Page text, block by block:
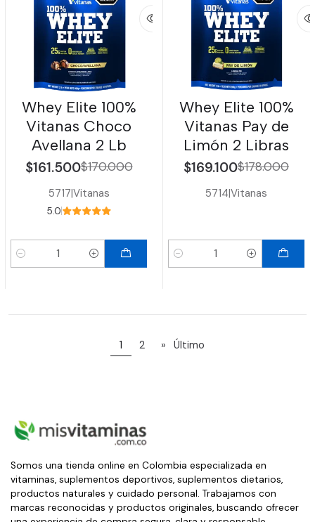
Whey Elite 100%
Vitanas Choco
Avellana 2 Lb
$161.500$170.000
5717|Vitanas
5.0
Cantidad
Whey Elite 100%
Vitanas Pay de
Limón 2 Libras
$169.100$178.000
5714|Vitanas
Cantidad
1 2 » Último
Somos una tienda online en Colombia especializada en
vitaminas, suplementos deportivos, suplementos dietarios,
productos naturales y cuidado personal. Trabajamos con
marcas reconocidas y productos originales, buscando ofrecer